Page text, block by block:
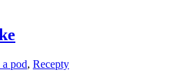
pod, Recepty